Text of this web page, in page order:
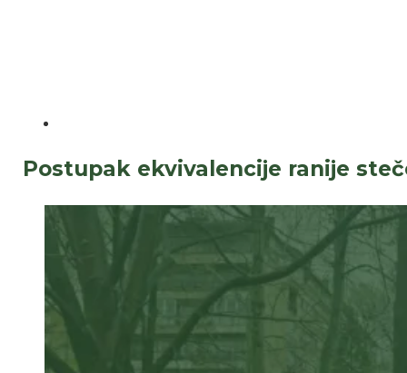
Postupak ekvivalencije ranije